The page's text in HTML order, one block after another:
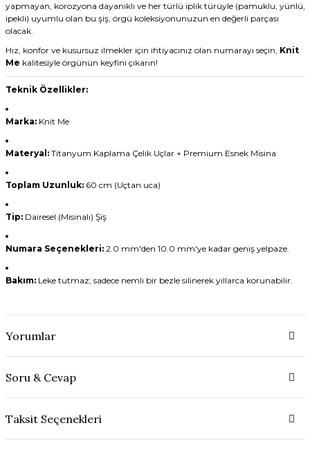
yapmayan, korozyona dayanıklı ve her türlü iplik türüyle (pamuklu, yünlü,
ipekli) uyumlu olan bu şiş, örgü koleksiyonunuzun en değerli parçası
olacak.
Hız, konfor ve kusursuz ilmekler için ihtiyacınız olan numarayı seçin, Knit
Me kalitesiyle örgünün keyfini çıkarın!
Teknik Özellikler:
Marka:Knit Me
Materyal:Titanyum Kaplama Çelik Uçlar + Premium Esnek Misina
Toplam Uzunluk:60 cm (Uçtan uca)
Tip:Dairesel (Misinalı) Şiş
Numara Seçenekleri:2.0 mm'den 10.0 mm'ye kadar geniş yelpaze.
Bakım:Leke tutmaz; sadece nemli bir bezle silinerek yıllarca korunabilir.
Yorumlar
Soru & Cevap
Taksit Seçenekleri